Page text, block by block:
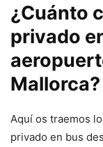
¿Cuánto
privado
Mallorca?
Aquí os traemos
privado en bus